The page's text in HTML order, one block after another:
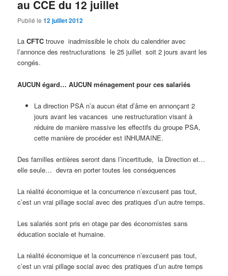
au CCE du 12 juillet
Publié le12 juillet 2012
LaCFTCtrouve inadmissible le choix du calendrier avec
l’annonce des restructurations le 25 juillet soit 2 jours avant les
congés.
AUCUN égard… AUCUN ménagement pour ces salariés
La direction PSA n’a aucun état d’âme en annonçant 2
jours avant les vacances une restructuration visant à
réduire de manière massive les effectifs du groupe PSA,
cette manière de procéder est INHUMAINE.
Des familles entières seront dans l’incertitude, la Direction et…
elle seule… devra en porter toutes les conséquences
La réalité économique et la concurrence n’excusent pas tout,
c’est un vrai pillage social avec des pratiques d’un autre temps.
Les salariés sont pris en otage par des économistes sans
éducation sociale et humaine.
La réalité économique et la concurrence n’excusent pas tout,
c’est un vrai pillage social avec des pratiques d’un autre temps